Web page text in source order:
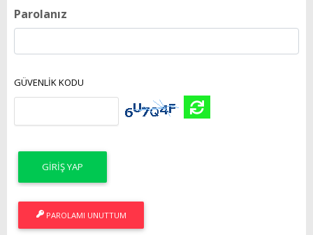
Parolanız
GÜVENLİK KODU
PAROLAMI UNUTTUM